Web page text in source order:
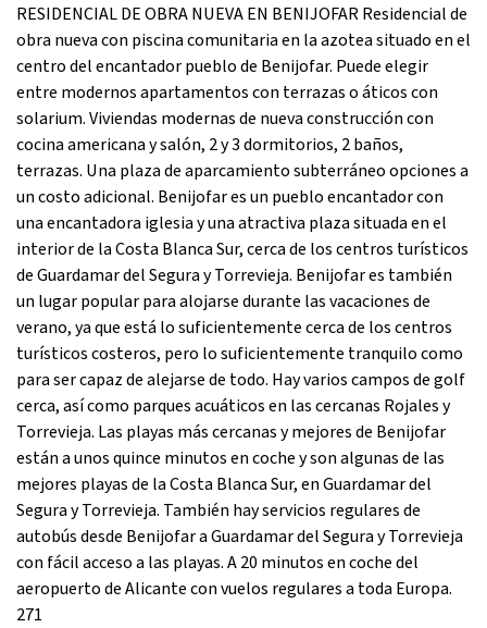
RESIDENCIAL DE OBRA NUEVA EN BENIJOFAR Residencial de
obra nueva con piscina comunitaria en la azotea situado en el
centro del encantador pueblo de Benijofar. Puede elegir
entre modernos apartamentos con terrazas o áticos con
solarium. Viviendas modernas de nueva construcción con
cocina americana y salón, 2 y 3 dormitorios, 2 baños,
terrazas. Una plaza de aparcamiento subterráneo opciones a
un costo adicional. Benijofar es un pueblo encantador con
una encantadora iglesia y una atractiva plaza situada en el
interior de la Costa Blanca Sur, cerca de los centros turísticos
de Guardamar del Segura y Torrevieja. Benijofar es también
un lugar popular para alojarse durante las vacaciones de
verano, ya que está lo suficientemente cerca de los centros
turísticos costeros, pero lo suficientemente tranquilo como
para ser capaz de alejarse de todo. Hay varios campos de golf
cerca, así como parques acuáticos en las cercanas Rojales y
Torrevieja. Las playas más cercanas y mejores de Benijofar
están a unos quince minutos en coche y son algunas de las
mejores playas de la Costa Blanca Sur, en Guardamar del
Segura y Torrevieja. También hay servicios regulares de
autobús desde Benijofar a Guardamar del Segura y Torrevieja
con fácil acceso a las playas. A 20 minutos en coche del
aeropuerto de Alicante con vuelos regulares a toda Europa.
271